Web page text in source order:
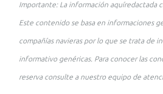
Importante: La información aquíredactada
Este contenido se basa en informaciones
compañías navieras por lo que se trata de
informativo genéricas. Para conocer las
reserva consulte a nuestro equipo de